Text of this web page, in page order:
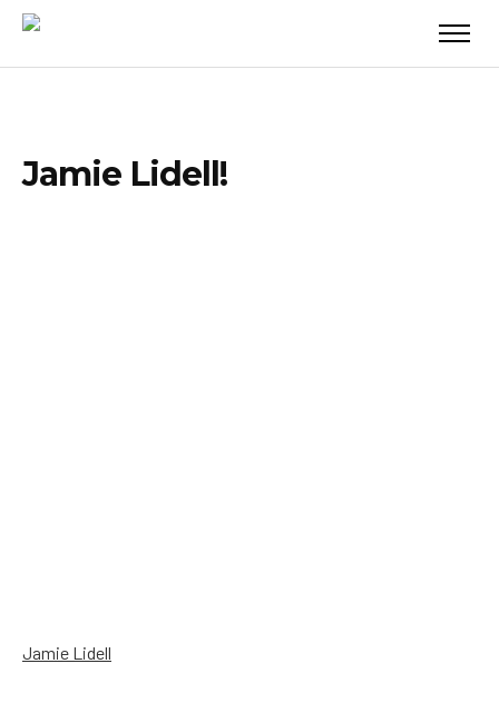
Jamie Lidell!
Jamie Lidell